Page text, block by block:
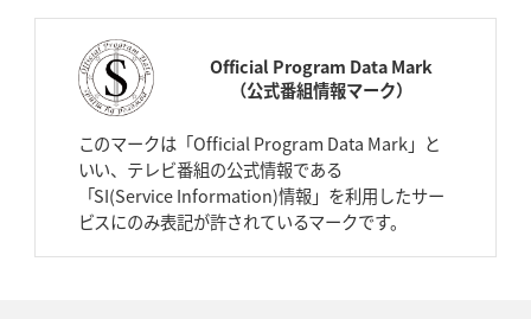
Official Program Data Mark
（公式番組情報マーク）
このマークは「Official Program Data Mark」と
いい、テレビ番組の公式情報である
「SI(Service Information)情報」を利用したサー
ビスにのみ表記が許されているマークです。